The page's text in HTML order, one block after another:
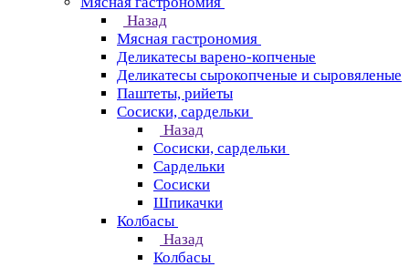
Назад
Мясная гастрономия
Деликатесы варено-копченые
Деликатесы сырокопченые и сыровяленые
Паштеты, рийеты
Сосиски, сардельки
Назад
Сосиски, сардельки
Сардельки
Сосиски
Шпикачки
Колбасы
Назад
Колбасы